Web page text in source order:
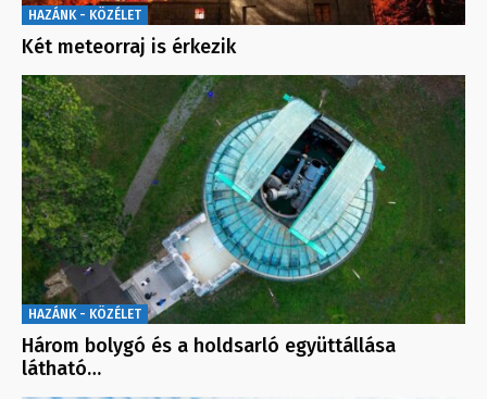
HAZÁNK - KÖZÉLET
Két meteorraj is érkezik
HAZÁNK - KÖZÉLET
Három bolygó és a holdsarló együttállása
látható…